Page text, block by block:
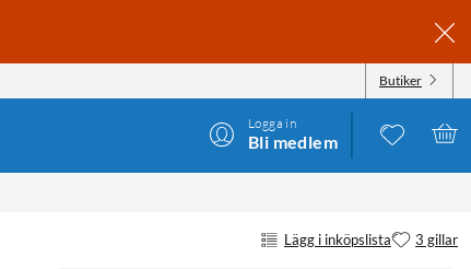
Butiker
Logga in
Bli medlem
Lägg i inköpslista 3 gillar